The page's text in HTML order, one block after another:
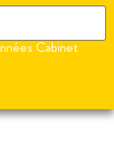
Cabinet